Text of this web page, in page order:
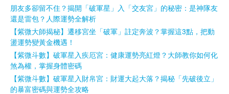
朋友多卻留不住？揭開「破軍星」入「交友宮」的秘密：是神隊友
還是雷包？人際運勢全解析
【紫微大師揭秘】遷移宮坐「破軍」註定奔波？掌握這3點，把動
盪運勢變黃金機遇！
【紫微斗數】破軍星入疾厄宮：健康運勢亮紅燈？大師教你如何化
煞為權，掌握身體密碼
【紫微斗數】破軍星入財帛宮：財運大起大落？揭秘「先破後立」
的暴富密碼與運勢全攻略